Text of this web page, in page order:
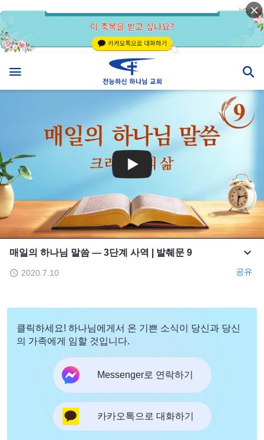
매일의 하나님 말씀 ― 3단계 사역 | 발췌문 9
2020.7.10 공유
클릭하세요! 하나님에게서 온 기쁜 소식이 당신과 당신
의 가족에게 임할 것입니다.
Messenger로 연락하기
카카오톡으로 대화하기